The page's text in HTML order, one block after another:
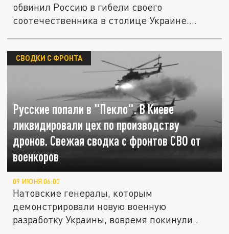
обвинил Россию в гибели своего
соотечественника в столице Украине.
Русские попали в "Пекло". В Киеве
ликвидировали цех по производству
дронов. Свежая сводка с фронтов СВО от
военкоров
СВОДКИ С ФРОНТА
09 ИЮНЯ 06:00
Натовские генералы, которым
демонстрировали новую военную
разработку Украины, вовремя покинули